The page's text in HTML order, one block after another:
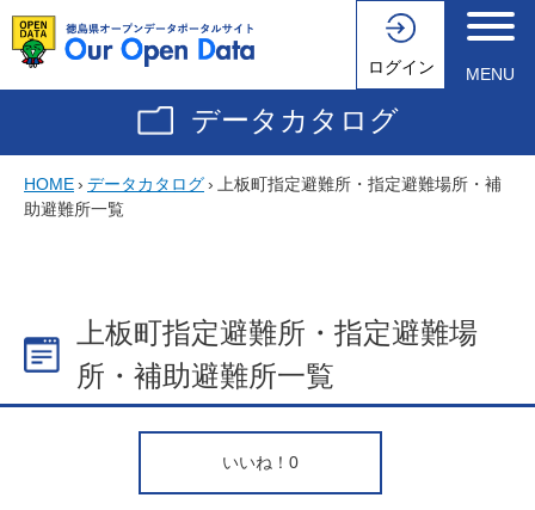
ログイン MENU
データカタログ
HOME› データカタログ›
上板町指定避難所・指定避難場所・補
助避難所一覧
上板町指定避難所・指定避難場
所・補助避難所一覧
いいね！ 0